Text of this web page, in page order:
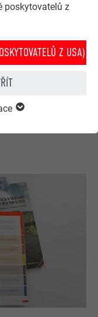
poskytovatelů z
Z USA)
online
a barev.